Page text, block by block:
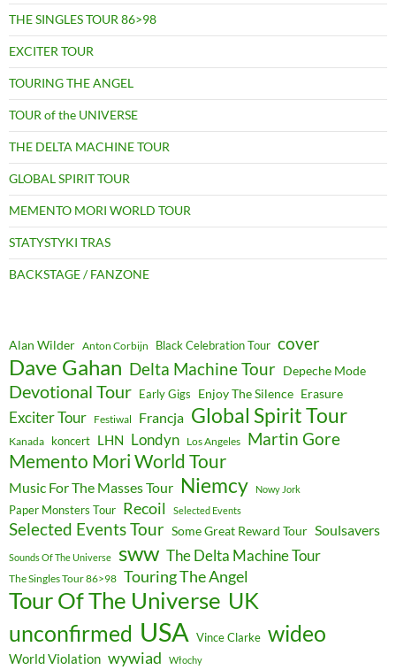
THE SINGLES TOUR 86>98
EXCITER TOUR
TOURING THE ANGEL
TOUR of the UNIVERSE
THE DELTA MACHINE TOUR
GLOBAL SPIRIT TOUR
MEMENTO MORI WORLD TOUR
STATYSTYKI TRAS
BACKSTAGE / FANZONE
Alan Wilder Anton Corbijn Black Celebration Tour cover
Dave Gahan Delta Machine Tour Depeche Mode
Devotional Tour Early Gigs Enjoy The Silence Erasure
Exciter Tour Festiwal Francja Global Spirit Tour
Kanada koncert LHN Londyn Los Angeles Martin Gore
Memento Mori World Tour
Music For The Masses Tour Niemcy Nowy Jork
Paper Monsters Tour Recoil Selected Events
Selected Events Tour Some Great Reward Tour Soulsavers
Sounds Of The Universe sww The Delta Machine Tour
The Singles Tour 86>98 Touring The Angel
Tour Of The Universe UK
unconfirmed USA Vince Clarke wideo
World Violation wywiad Włochy